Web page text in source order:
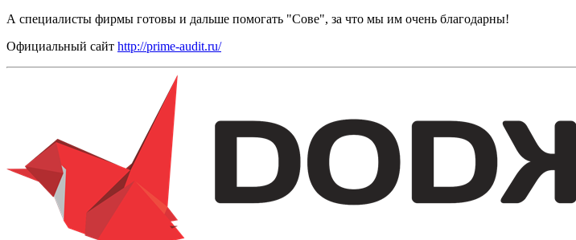
А специалисты фирмы готовы и дальше помогать "Сове", за что мы им очень благодарны!
Официальный сайт http://prime-audit.ru/